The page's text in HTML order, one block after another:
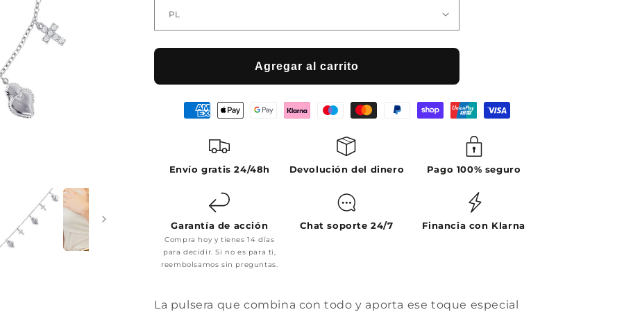
Agregar al carrito
Envío gratis 24/48h Devolución del dinero Pago 100% seguro
Garantía de acción
Compra hoy y tienes 14 días
para decidir. Si no es para ti,
reembolsamos sin preguntas.
Chat soporte 24/7 Financia con Klarna
La pulsera que combina con todo y aporta ese toque especial